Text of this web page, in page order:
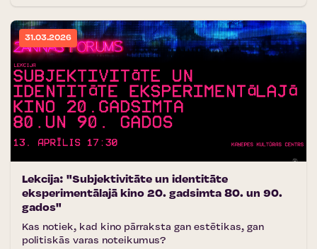
31.03.2026
Lekcija: "Subjektivitāte un identitāte
eksperimentālajā kino 20. gadsimta 80. un 90.
gados"
Kas notiek, kad kino pārraksta gan estētikas, gan
politiskās varas noteikumus?